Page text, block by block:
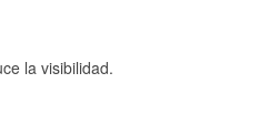
la visibilidad.